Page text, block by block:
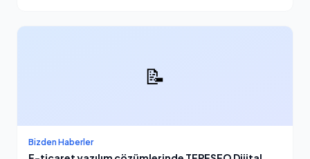
📝
Bizden Haberler